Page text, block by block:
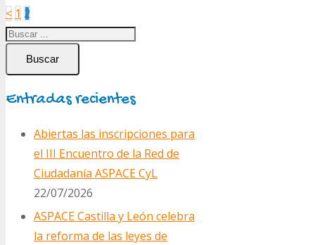
Paginación
de
entradas
< 1 2
Buscar
Entradas recientes
Abiertas las inscripciones para
el III Encuentro de la Red de
Ciudadanía ASPACE CyL
22/07/2026
ASPACE Castilla y León celebra
la reforma de las leyes de